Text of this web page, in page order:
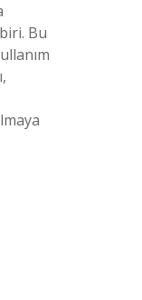
Bu